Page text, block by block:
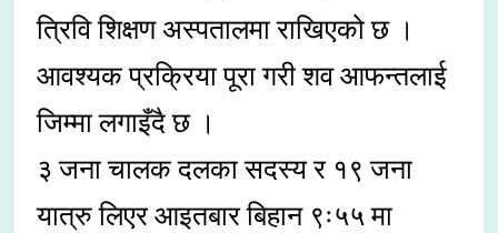
त्रिवि शिक्षण अस्पतालमा राखिएको छ ।
आवश्यक प्रक्रिया पूरा गरी शव आफन्तलाई
जिम्मा लगाइँदै छ ।
३ जना चालक दलका सदस्य र १९ जना
यात्रु लिएर आइतबार बिहान ९ः५५ मा